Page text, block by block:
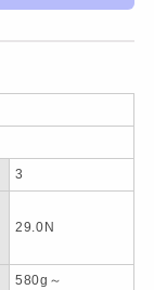
3
29.0N
580g～